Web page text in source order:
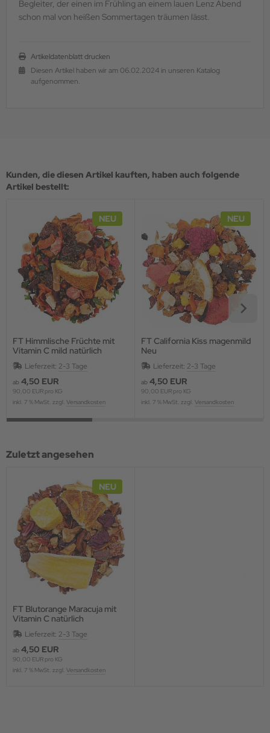
Begleiter, der einen im Frühling an einem lauen Lenz Abend
schon mal von heißen Sommertagen träumen lässt.
Artikeldatenblatt drucken
Diesen Artikel haben wir am 06.02.2024 in unseren Katalog
aufgenommen.
Kunden, die diesen Artikel kauften, haben auch folgende
Artikel bestellt:
NEU
FT Himmlische Früchte mit
Vitamin C mild natürlich
Lieferzeit: 2-3 Tage
ab 4,50 EUR
90,00 EUR pro KG
inkl. 7 % MwSt. zzgl. Versandkosten
NEU
FT California Kiss magenmild
Neu
Lieferzeit: 2-3 Tage
ab 4,50 EUR
90,00 EUR pro KG
inkl. 7 % MwSt. zzgl. Versandkosten
Zuletzt angesehen
NEU
FT Blutorange Maracuja mit
Vitamin C natürlich
Lieferzeit: 2-3 Tage
ab 4,50 EUR
90,00 EUR pro KG
inkl. 7 % MwSt. zzgl. Versandkosten